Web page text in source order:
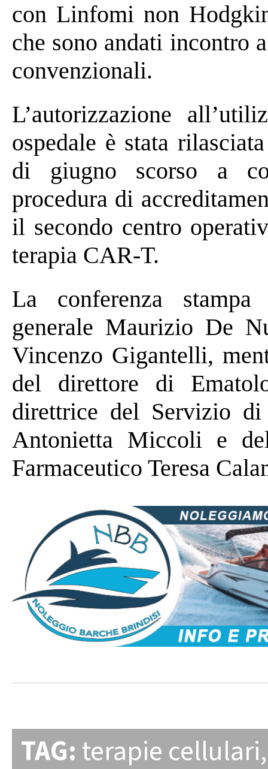
con Linfomi non
che sono andati incontro
convenzionali.
L’autorizzazione
ospedale è stata
di giugno scorso a
procedura di
il secondo centro
terapia CAR-T.
La conferenza
generale Maurizio De
Vincenzo Gigantelli,
del direttore di
direttrice del Servizio
Antonietta Miccoli e
Farmaceutico Teresa
TAG: terapie cellulari